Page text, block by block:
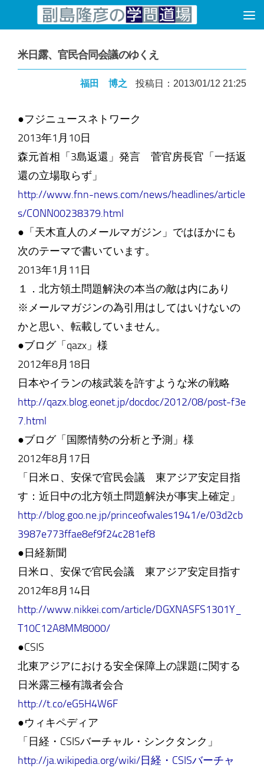
コンテンツへスキップ
米日露、官民合同会議のゆくえ
福田 博之 投稿日：2013/01/12 21:25
●フジニュースネトワーク
2013年1月10日
森元首相「3島返還」発言 菅官房長官「一括返
還の立場取らず」
http://www.fnn-news.com/news/headlines/article
s/CONN00238379.html
●「天木直人のメールマガジン」ではほかにも
次のテーマで書いています。
2013年1月11日
１．北方領土問題解決の本当の敵は内にあり
※メールマガジンの為引用はしてはいけないの
かと思い、転載していません。
●ブログ「qazx」様
2012年8月18日
日本やイランの核武装を許すような米の戦略
http://qazx.blog.eonet.jp/docdoc/2012/08/post-f3e
7.html
●ブログ「国際情勢の分析と予測」様
2012年8月17日
「日米ロ、安保で官民会議 東アジア安定目指
す：近日中の北方領土問題解決が事実上確定」
http://blog.goo.ne.jp/princeofwales1941/e/03d2cb
3987e773ffae8ef9f24c281ef8
●日経新聞
日米ロ、安保で官民会議 東アジア安定目指す
2012年8月14日
http://www.nikkei.com/article/DGXNASFS1301Y_
T10C12A8MM8000/
●CSIS
北東アジアにおける安全保障上の課題に関する
日米露三極有識者会合
http://t.co/eG5H4W6F
●ウィキペディア
「日経・CSISバーチャル・シンクタンク」
http://ja.wikipedia.org/wiki/日経・CSISバーチャ